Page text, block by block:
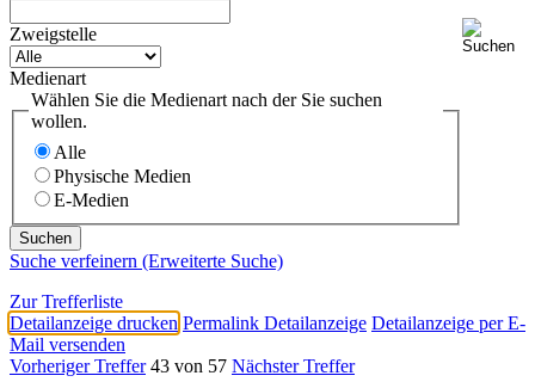
Zweigstelle
Medienart
Wählen Sie die Medienart nach der Sie suchen
wollen.
Alle
Physische Medien
E-Medien
Suche verfeinern (Erweiterte Suche)
Zur Trefferliste
Detailanzeige drucken Permalink Detailanzeige Detailanzeige per E-
Mail versenden
Vorheriger Treffer 43 von 57 Nächster Treffer